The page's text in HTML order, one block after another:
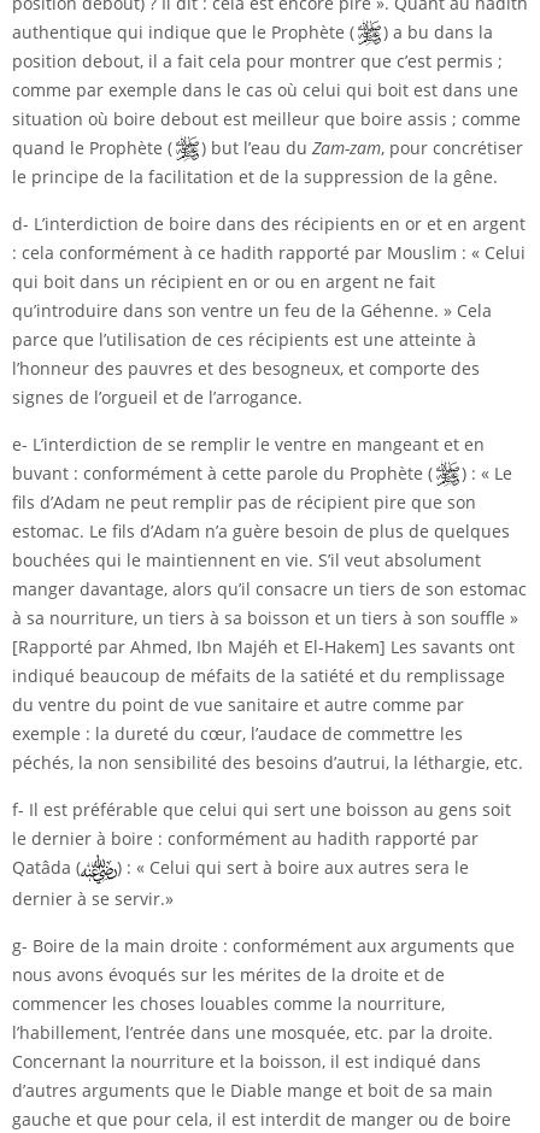
authentique qui indique que le Prophète (
) a bu dans la
position debout, il a fait cela pour montrer que c’est permis ;
comme par exemple dans le cas où celui qui boit est dans une
situation où boire debout est meilleur que boire assis ; comme
quand le Prophète (
) but l’eau du Zam-zam, pour concrétiser
le principe de la facilitation et de la suppression de la gêne.
d- L’interdiction de boire dans des récipients en or et en argent
: cela conformément à ce hadith rapporté par Mouslim : « Celui
qui boit dans un récipient en or ou en argent ne fait
qu’introduire dans son ventre un feu de la Géhenne. » Cela
parce que l’utilisation de ces récipients est une atteinte à
l’honneur des pauvres et des besogneux, et comporte des
signes de l’orgueil et de l’arrogance.
e- L’interdiction de se remplir le ventre en mangeant et en
buvant : conformément à cette parole du Prophète (
) : « Le
fils d’Adam ne peut remplir pas de récipient pire que son
estomac. Le fils d’Adam n’a guère besoin de plus de quelques
bouchées qui le maintiennent en vie. S’il veut absolument
manger davantage, alors qu’il consacre un tiers de son estomac
à sa nourriture, un tiers à sa boisson et un tiers à son souffle »
[Rapporté par Ahmed, Ibn Majéh et El-Hakem] Les savants ont
indiqué beaucoup de méfaits de la satiété et du remplissage
du ventre du point de vue sanitaire et autre comme par
exemple : la dureté du cœur, l’audace de commettre les
péchés, la non sensibilité des besoins d’autrui, la léthargie, etc.
f- Il est préférable que celui qui sert une boisson au gens soit
le dernier à boire : conformément au hadith rapporté par
Qatâda (
) : « Celui qui sert à boire aux autres sera le
dernier à se servir.»
g- Boire de la main droite : conformément aux arguments que
nous avons évoqués sur les mérites de la droite et de
commencer les choses louables comme la nourriture,
l’habillement, l’entrée dans une mosquée, etc. par la droite.
Concernant la nourriture et la boisson, il est indiqué dans
d’autres arguments que le Diable mange et boit de sa main
gauche et que pour cela, il est interdit de manger ou de boire